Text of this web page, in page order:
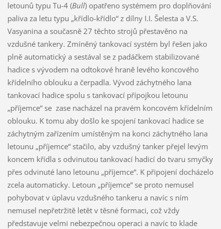
letounů typu Tu-4 (Bull) opatřeno systémem pro doplňování
paliva za letu typu „křídlo-křídlo“ z dílny I.I. Šelesta a V.S.
Vasyanina a současně 27 těchto strojů přestavěno na
vzdušné tankery. Zmíněný tankovací systém byl řešen jako
plně automatický a sestával se z padáčkem stabilizované
hadice s vývodem na odtokové hraně levého koncového
křídelního oblouku a čerpadla. Vývod záchytného lana
tankovací hadice spolu s tankovací přípojkou letounu
„příjemce“ se zase nacházel na pravém koncovém křídelním
oblouku. K tomu aby došlo ke spojení tankovací hadice se
záchytným zařízením umístěným na konci záchytného lana
letounu „příjemce“ stačilo, aby vzdušný tanker přejel levým
koncem křídla s odvinutou tankovací hadicí do tvaru smyčky
přes odvinuté lano letounu „příjemce“. K připojení docházelo
zcela automaticky. Letoun „příjemce“ se proto nemusel
pohybovat v úplavu vzdušného tankeru a navíc s ním
nemusel nepřetržitě letět v těsné formaci, což vždy
představuje velmi nebezpečnou operaci a navíc to klade